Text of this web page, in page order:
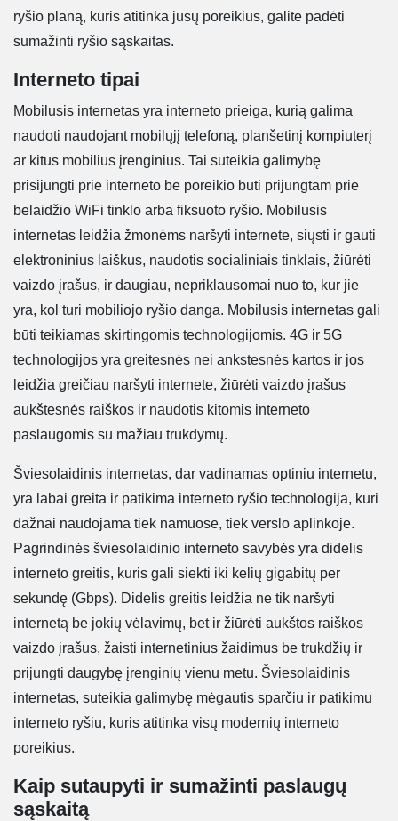
ryšio planą, kuris atitinka jūsų poreikius, galite padėti
sumažinti ryšio sąskaitas.
Interneto tipai
Mobilusis internetas yra interneto prieiga, kurią galima
naudoti naudojant mobilųjį telefoną, planšetinį kompiuterį
ar kitus mobilius įrenginius. Tai suteikia galimybę
prisijungti prie interneto be poreikio būti prijungtam prie
belaidžio WiFi tinklo arba fiksuoto ryšio. Mobilusis
internetas leidžia žmonėms naršyti internete, siųsti ir gauti
elektroninius laiškus, naudotis socialiniais tinklais, žiūrėti
vaizdo įrašus, ir daugiau, nepriklausomai nuo to, kur jie
yra, kol turi mobiliojo ryšio danga. Mobilusis internetas gali
būti teikiamas skirtingomis technologijomis. 4G ir 5G
technologijos yra greitesnės nei ankstesnės kartos ir jos
leidžia greičiau naršyti internete, žiūrėti vaizdo įrašus
aukštesnės raiškos ir naudotis kitomis interneto
paslaugomis su mažiau trukdymų.
Šviesolaidinis internetas, dar vadinamas optiniu internetu,
yra labai greita ir patikima interneto ryšio technologija, kuri
dažnai naudojama tiek namuose, tiek verslo aplinkoje.
Pagrindinės šviesolaidinio interneto savybės yra didelis
interneto greitis, kuris gali siekti iki kelių gigabitų per
sekundę (Gbps). Didelis greitis leidžia ne tik naršyti
internetą be jokių vėlavimų, bet ir žiūrėti aukštos raiškos
vaizdo įrašus, žaisti internetinius žaidimus be trukdžių ir
prijungti daugybę įrenginių vienu metu. Šviesolaidinis
internetas, suteikia galimybę mėgautis sparčiu ir patikimu
interneto ryšiu, kuris atitinka visų modernių interneto
poreikius.
Kaip sutaupyti ir sumažinti paslaugų
sąskaitą